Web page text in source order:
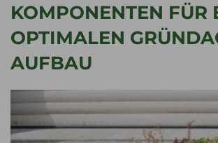
KOMPONENTEN FÜR
OPTIMALEN
AUFBAU